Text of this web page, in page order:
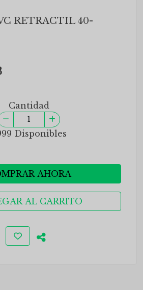
RETRACTIL 40-
Cantidad
Disponibles
AHORA
AL CARRITO